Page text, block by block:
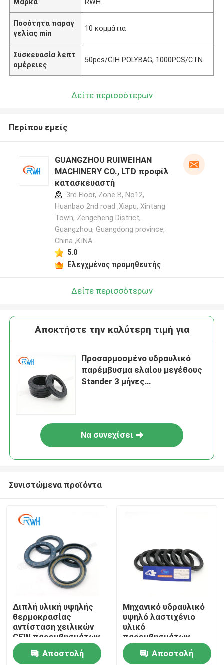
Προϊόντα
Βίντεο
Ποσότητα παραγ
γελίας min
10 κομμάτια
Συσκευασία λεπτ
ομέρειες
50pcs/GIH POLYBAG, 1000PCS/CTN
Δείτε περισσότερων
Περίπου εμείς
GUANGZHOU RUIWEIHAN
MACHINERY CO., LTD προφίλ
κατασκευαστή
3rd Floor, Zone B, No12,
Huanbao 2nd road ,Xiapu, Xintang
Town, Zengcheng District,
Guangzhou, Guangdong province,
China ,ΚΙΝΑ
5.0
Ελεγχμένος προμηθευτής
Δείτε περισσότερων
Αποκτήστε την καλύτερη τιμή για
Προσαρμοσμένο υδραυλικό
παρέμβυσμα ελαίου μεγέθους
Stander 3 μήνες
Να συνεχίσει
Συνιστώμενα προϊόντα
Διπλή υλική υψηλής
θερμοκρασίας
αντίσταση χειλικών
CFW παρεμβυσμάτων
ελαίου FKM
Αποστολή
Μηχανικό υδραυλικό
υψηλό λαστιχένιο
υλικό
παρεμβυσμάτων
ελαίου σκελετών
TCV
Αποστολή